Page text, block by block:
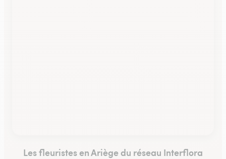
Les fleuristes en Ariège du réseau Interflora